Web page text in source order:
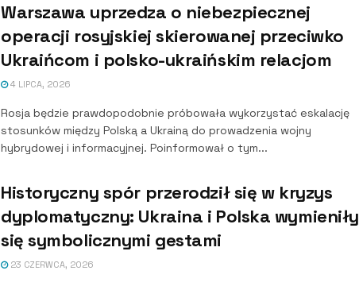
Warszawa uprzedza o niebezpiecznej
operacji rosyjskiej skierowanej przeciwko
Ukraińcom i polsko-ukraińskim relacjom
4 LIPCA, 2026
Rosja będzie prawdopodobnie próbowała wykorzystać eskalację
stosunków między Polską a Ukrainą do prowadzenia wojny
hybrydowej i informacyjnej. Poinformował o tym...
Historyczny spór przerodził się w kryzys
dyplomatyczny: Ukraina i Polska wymieniły
się symbolicznymi gestami
23 CZERWCA, 2026